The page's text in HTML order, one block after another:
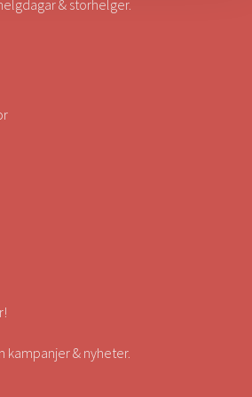
& storhelger.
kampanjer & nyheter.